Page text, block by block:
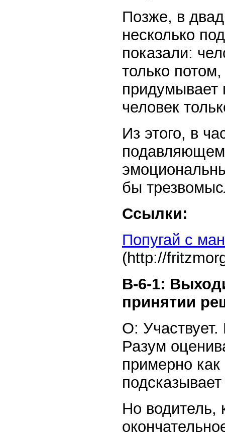
Позже, в
несколько
показали:
только
придумывает
человек
Из этого, в
бы
Ссылки:
Попугай с
(http://
В-6-1:
принятии
О:
Разум
примерно
Но водитель,